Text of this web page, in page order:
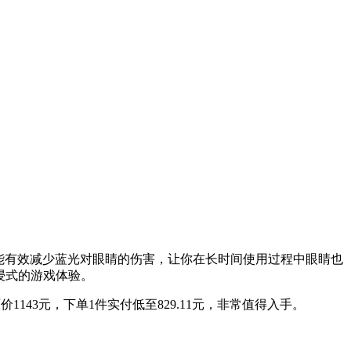
效减少蓝光对眼睛的伤害，让你在长时间使用过程中眼睛也
的游戏体验。
元，下单1件实付低至829.11元，非常值得入手。